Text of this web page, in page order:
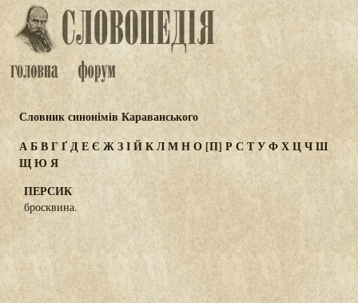
Словник синонімів Караванського
АБВГҐДЕЄ ЖЗІЙКЛМНО[П] Р С ТУФХЦЧШ
ЩЮ Я
ПЕРСИК
бросквина.